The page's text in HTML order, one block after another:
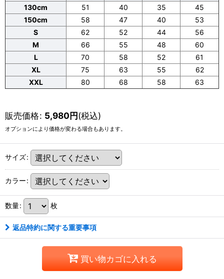
130cm
51 40 35
45
150cm
58 47 40
53
S
62 52 44
56
M
66 55 48
60
L
70 58 52
61
XL
75 63 55
62
XXL
80 68 58 63
販売価格: 5,980円(税込)
オプションにより価格が変わる場合もあります。
サイズ:
カラー:
数量: 枚
返品特約に関する重要事項
買い物カゴに入れる